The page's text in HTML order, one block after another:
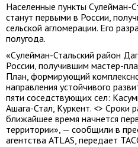
Населенные пункты Сулейман-
станут первыми в России,
сельской агломерации. Его
полугода.
«Сулейман-Стальский район
России, получившим мастер-
План, формирующий
направления устойчивого
пяти соседствующих сел:
Ашага-Стал, Куркент. <> Сроки
ближайшее время начнется
территории», — сообщили в
агентства ATLAS, передает